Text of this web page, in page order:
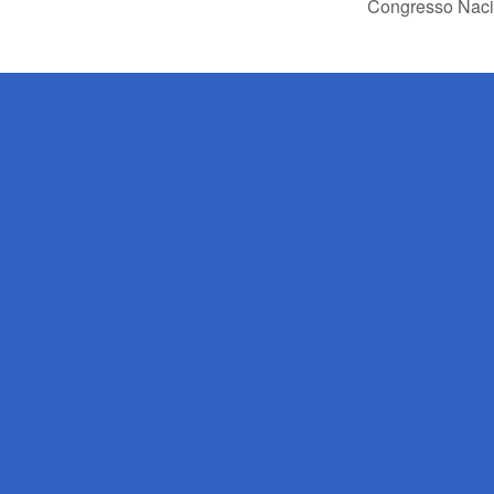
Congresso